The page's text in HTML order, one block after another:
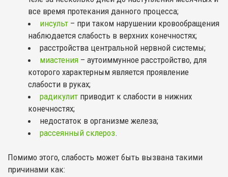
все время протекания данного процесса;
инсульт – при таком нарушении кровообращения
наблюдается слабость в верхних конечностях;
расстройства центральной нервной системы;
миастения – аутоиммунное расстройство, для
которого характерным является проявление
слабости в руках;
радикулит приводит к слабости в нижних
конечностях;
недостаток в организме железа;
рассеянный склероз.
Помимо этого, слабость может быть вызвана такими
причинами как: